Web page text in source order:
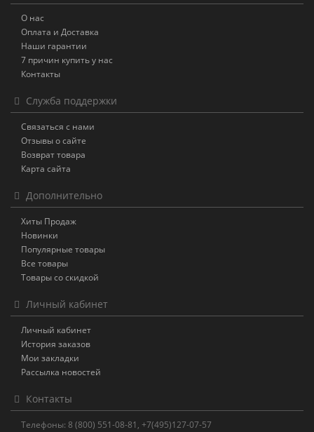
О нас
Оплата и Доставка
Наши гарантии
7 причин купить у нас
Контакты
Служба поддержки
Связаться с нами
Отзывы о сайте
Возврат товара
Карта сайта
Дополнительно
Хиты Продаж
Новинки
Популярные товары
Все товары
Товары со скидкой
Личный кабинет
Личный кабинет
История заказов
Мои закладки
Рассылка новостей
Контакты
Телефоны: 8 (800) 551-08-81, +7(495)127-07-57